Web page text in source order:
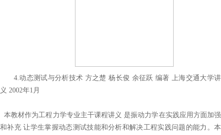
4.动态测试与分析技术 方之楚 杨长俊 余征跃 编著 上海交通大学讲
义 2002年1月
本教材作为工程力学专业主干课程讲义 是振动力学在实践应用方面加强
和补充 让学生掌握动态测试技能和分析和解决工程实践问题的能力。本